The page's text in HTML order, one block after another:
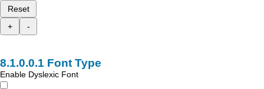
Reset
+
-
Font Type
Enable Dyslexic Font